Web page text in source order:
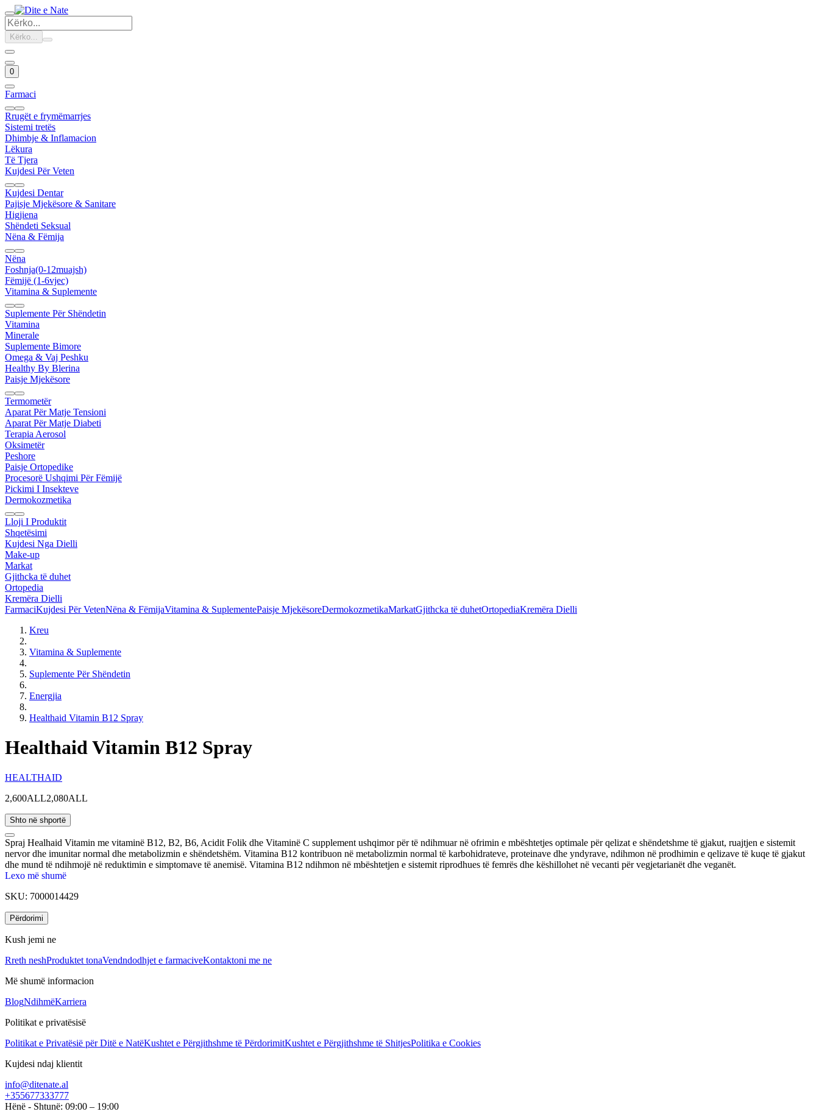
Kërko...
0
Farmaci
Rrugët e frymëmarrjes
Sistemi tretës
Dhimbje & Inflamacion
Lëkura
Të Tjera
Kujdesi Për Veten
Kujdesi Dentar
Pajisje Mjekësore & Sanitare
Higjiena
Shëndeti Seksual
Nëna & Fëmija
Nëna
Foshnja(0-12muajsh)
Fëmijë (1-6vjec)
Vitamina & Suplemente
Suplemente Për Shëndetin
Vitamina
Minerale
Suplemente Bimore
Omega & Vaj Peshku
Healthy By Blerina
Paisje Mjekësore
Termometër
Aparat Për Matje Tensioni
Aparat Për Matje Diabeti
Terapia Aerosol
Oksimetër
Peshore
Paisje Ortopedike
Procesorë Ushqimi Për Fëmijë
Pickimi I Insekteve
Dermokozmetika
Lloji I Produktit
Shqetësimi
Kujdesi Nga Dielli
Make-up
Markat
Gjithcka të duhet
Ortopedia
Kremëra Dielli
FarmaciKujdesi Për VetenNëna & FëmijaVitamina & SuplementePaisje MjekësoreDermokozmetikaMarkatGjithcka të duhetOrtopediaKremëra Dielli
Kreu
Vitamina & Suplemente
Suplemente Për Shëndetin
Energjia
Healthaid Vitamin B12 Spray
Healthaid Vitamin B12 Spray
HEALTHAID
2,600ALL2,080ALL
Shto në shportë
Spraj Healhaid Vitamin me vitaminë B12, B2, B6, Acidit Folik dhe Vitaminë C supplement ushqimor për të ndihmuar në ofrimin e mbështetjes optimale për qelizat e shëndetshme të gjakut, ruajtjen e sistemit
nervor dhe imunitar normal dhe metabolizmin e shëndetshëm. Vitamina B12 kontribuon në metabolizmin normal të karbohidrateve, proteinave dhe yndyrave, ndihmon në prodhimin e qelizave të kuqe të gjakut
dhe mund të ndihmojë në reduktimin e simptomave të anemisë. Vitamina B12 ndihmon në mbështetjen e sistemit riprodhues të femrës dhe këshillohet në vecanti për vegjetarianët dhe veganët.
Lexo më shumë
SKU: 7000014429
Përdorimi
Kush jemi ne
Rreth neshProduktet tonaVendndodhjet e farmaciveKontaktoni me ne
Më shumë informacion
BlogNdihmëKarriera
Politikat e privatësisë
Politikat e Privatësië për Ditë e NatëKushtet e Përgjithshme të PërdorimitKushtet e Përgjithshme të ShitjesPolitika e Cookies
Kujdesi ndaj klientit
info@ditenate.al
+355677333777
Hënë - Shtunë: 09:00 – 19:00